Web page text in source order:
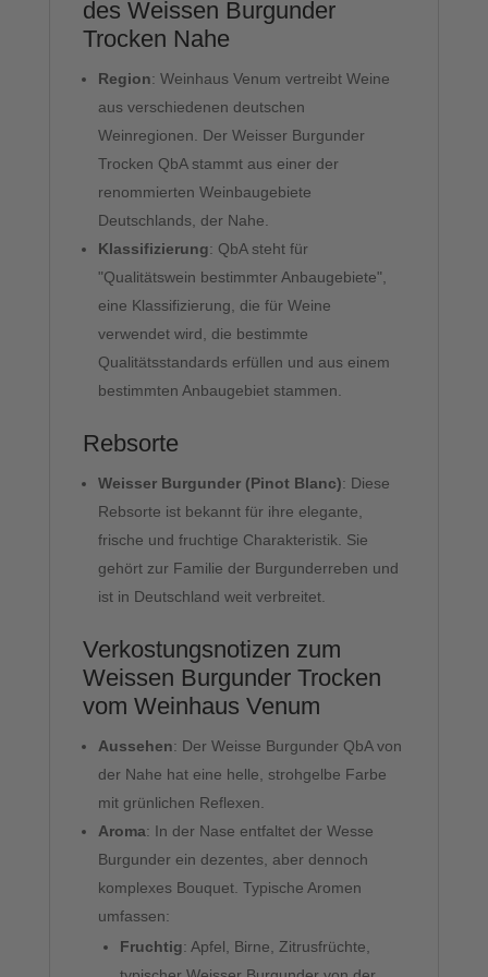
des Weissen Burgunder
Trocken Nahe
Region: Weinhaus Venum vertreibt Weine
aus verschiedenen deutschen
Weinregionen. Der Weisser Burgunder
Trocken QbA stammt aus einer der
renommierten Weinbaugebiete
Deutschlands, der Nahe.
Klassifizierung: QbA steht für
"Qualitätswein bestimmter Anbaugebiete",
eine Klassifizierung, die für Weine
verwendet wird, die bestimmte
Qualitätsstandards erfüllen und aus einem
bestimmten Anbaugebiet stammen.
Rebsorte
Weisser Burgunder (Pinot Blanc): Diese
Rebsorte ist bekannt für ihre elegante,
frische und fruchtige Charakteristik. Sie
gehört zur Familie der Burgunderreben und
ist in Deutschland weit verbreitet.
Verkostungsnotizen zum
Weissen Burgunder Trocken
vom Weinhaus Venum
Aussehen: Der Weisse Burgunder QbA von
der Nahe hat eine helle, strohgelbe Farbe
mit grünlichen Reflexen.
Aroma: In der Nase entfaltet der Wesse
Burgunder ein dezentes, aber dennoch
komplexes Bouquet. Typische Aromen
umfassen:
Fruchtig: Apfel, Birne, Zitrusfrüchte,